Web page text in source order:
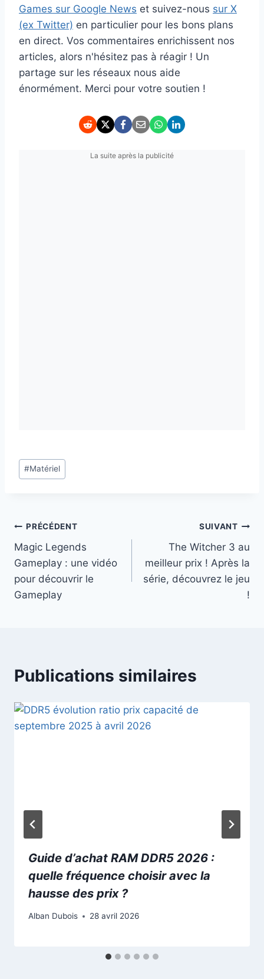
Games sur Google News et suivez-nous sur X
(ex Twitter) en particulier pour les bons plans
en direct. Vos commentaires enrichissent nos
articles, alors n'hésitez pas à réagir ! Un
partage sur les réseaux nous aide
énormément. Merci pour votre soutien !
La suite après la publicité
Étiquettes
de
#Matériel
Navigation
de
l’article
PRÉCÉDENT
Magic Legends
Gameplay : une vidéo
pour découvrir le
Gameplay
SUIVANT
The Witcher 3 au
meilleur prix ! Après la
série, découvrez le jeu
!
Publications similaires
Guide d’achat RAM DDR5 2026 :
quelle fréquence choisir avec la
hausse des prix ?
Alban Dubois 28 avril 2026